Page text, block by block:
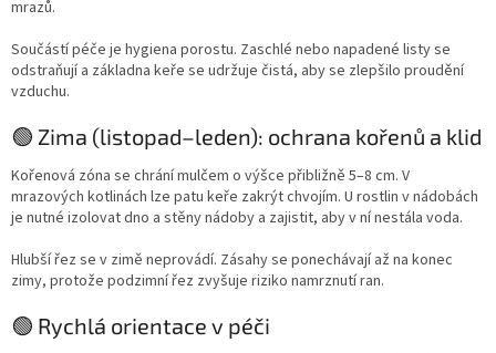
mrazů.
Součástí péče je hygiena porostu. Zaschlé nebo napadené listy se
odstraňují a základna keře se udržuje čistá, aby se zlepšilo proudění
vzduchu.
🟢 Zima (listopad–leden): ochrana kořenů a klid
Kořenová zóna se chrání mulčem o výšce přibližně 5–8 cm. V
mrazových kotlinách lze patu keře zakrýt chvojím. U rostlin v nádobách
je nutné izolovat dno a stěny nádoby a zajistit, aby v ní nestála voda.
Hlubší řez se v zimě neprovádí. Zásahy se ponechávají až na konec
zimy, protože podzimní řez zvyšuje riziko namrznutí ran.
🟢 Rychlá orientace v péči